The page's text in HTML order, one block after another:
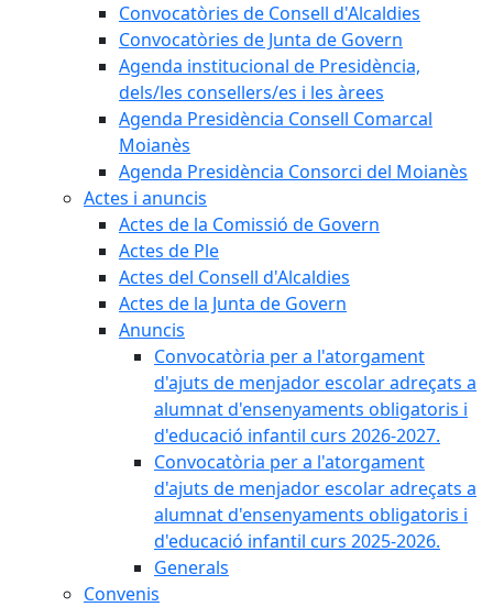
Convocatòries de Consell d'Alcaldies
Convocatòries de Junta de Govern
Agenda institucional de Presidència,
dels/les consellers/es i les àrees
Agenda Presidència Consell Comarcal
Moianès
Agenda Presidència Consorci del Moianès
Actes i anuncis
Actes de la Comissió de Govern
Actes de Ple
Actes del Consell d'Alcaldies
Actes de la Junta de Govern
Anuncis
Convocatòria per a l'atorgament
d'ajuts de menjador escolar adreçats a
alumnat d'ensenyaments obligatoris i
d'educació infantil curs 2026-2027.
Convocatòria per a l'atorgament
d'ajuts de menjador escolar adreçats a
alumnat d'ensenyaments obligatoris i
d'educació infantil curs 2025-2026.
Generals
Convenis